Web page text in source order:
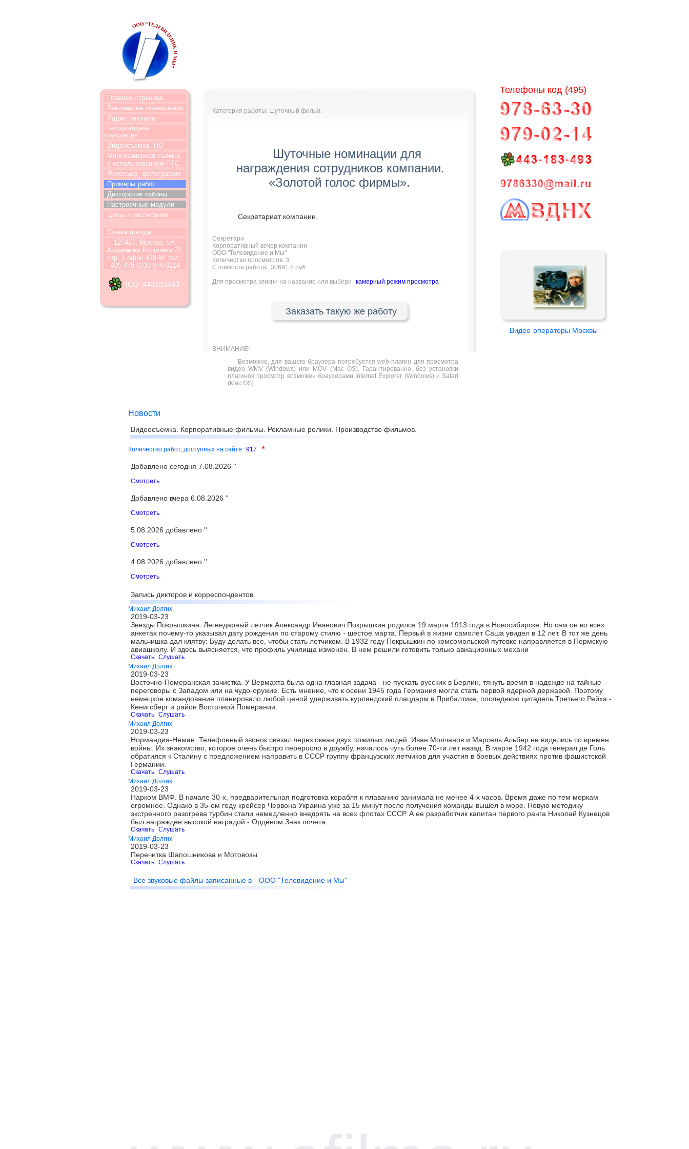
Главная страница
Реклама на телевидении
Радио реклама
Беспроводная
трансляция
Видеосъемка
HD
Многокамерная съемка
с использованием ПТС
Фотограф, фотография
Примеры работ
Дикторские кабины
Настроечные модули
Цены и расписание
Схема прозда
127427, Москва, ул.
Академика Королева 21,
стр. 1 офис 419-М, тел.:
495 978-6330 979-0214
ICQ 443183493
Категория работы: Шуточный фильм.
Шуточные номинации для
награждения сотрудников компании.
«Золотой голос фирмы».
Секретариат компании.
Секретари
Корпоративный вечер компании
ООО "Телевидение и Мы"
Количество просмотров: 3
Стоимость работы: 30691.8 руб
Для просмотра кликни на название или выбери
камерный режим просмотра
Заказать такую же работу
ВНИМАНИЕ!
Возможно, для вашего браузера потребуется web-плагин для просмотра
видео WMV (Windows) или MOV (Mac OS). Гарантированно, без установки
плагинов просмотр возможен браузерами Internet Explorer (Windows) и Safari
(Mac OS).
Телефоны код (495)
Видео операторы Москвы
Новости
Видеосъемка. Корпоративные фильмы. Рекламные ролики. Производство фильмов.
Количество работ, доступных на сайте 917 *
Добавлено сегодня 7.08.2026 ''
Смотреть
Добавлено вчера 6.08.2026 ''
Смотреть
5.08.2026 добавлено ''
Смотреть
4.08.2026 добавлено ''
Смотреть
Запись дикторов и корреспондентов.
Михаил Долгих
2019-03-23
Звезды Покрышкина. Легендарный летчик Александр Иванович Покрышкин родился 19 марта 1913 года в Новосибирске. Но сам он во всех
анкетах почему-то указывал дату рождения по старому стилю - шестое марта. Первый в жизни самолет Саша увидел в 12 лет. В тот же день
мальчишка дал клятву: Буду делать все, чтобы стать летчиком. В 1932 году Покрышкин по комсомольской путевке направляется в Пермскую
авиашколу. И здесь выясняется, что профиль училища изменен. В нем решили готовить только авиационных механи
Скачать Слушать
Михаил Долгих
2019-03-23
Восточно-Померанская зачистка. У Вермахта была одна главная задача - не пускать русских в Берлин, тянуть время в надежде на тайные
переговоры с Западом или на чудо-оружие. Есть мнение, что к осени 1945 года Германия могла стать первой ядерной державой. Поэтому
немецкое командование планировало любой ценой удерживать курляндский плацдарм в Прибалтике, последнюю цитадель Третьего Рейха -
Кенигсберг и район Восточной Померании.
Скачать Слушать
Михаил Долгих
2019-03-23
Нормандия-Неман. Телефонный звонок связал через океан двух пожилых людей. Иван Молчанов и Марсель Альбер не виделись со времен
войны. Их знакомство, которое очень быстро переросло в дружбу, началось чуть более 70-ти лет назад. В марте 1942 года генерал де Голь
обратился к Сталину с предложением направить в СССР группу французских летчиков для участия в боевых действиях против фашистской
Германии.
Скачать Слушать
Михаил Долгих
2019-03-23
Нарком ВМФ. В начале 30-х, предварительная подготовка корабля к плаванию занимала не менее 4-х часов. Время даже по тем меркам
огромное. Однако в 35-ом году крейсер Червона Украина уже за 15 минут после получения команды вышел в море. Новую методику
экстренного разогрева турбин стали немедленно внедрять на всех флотах СССР. А ее разработчик капитан первого ранга Николай Кузнецов
был награжден высокой наградой - Орденом Знак почета.
Скачать Слушать
Михаил Долгих
2019-03-23
Перечитка Шапошникова и Мотовозы
Скачать Слушать
Все звуковые файлы записанные в ООО "Телевидение и Мы"